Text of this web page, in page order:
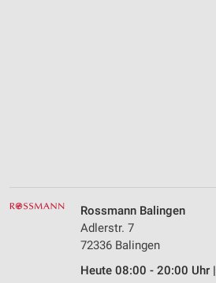
Rossmann Balingen
Adlerstr. 7
72336 Balingen
Heute 08:00 - 20:00 Uhr |